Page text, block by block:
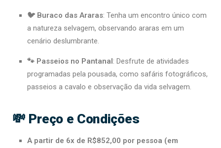
🐦 Buraco das Araras: Tenha um encontro único com
a natureza selvagem, observando araras em um
cenário deslumbrante.
🐾 Passeios no Pantanal: Desfrute de atividades
programadas pela pousada, como safáris fotográficos,
passeios a cavalo e observação da vida selvagem.
💸 Preço e Condições
A partir de 6x de R$852,00 por pessoa (em